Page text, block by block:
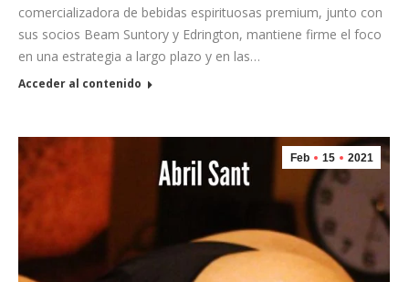
comercializadora de bebidas espirituosas premium, junto con
sus socios Beam Suntory y Edrington, mantiene firme el foco
en una estrategia a largo plazo y en las…
Acceder al contenido
Feb 15 2021